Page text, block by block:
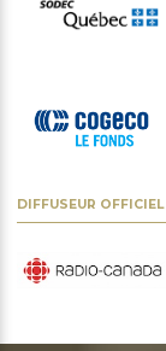
DIFFUSEUR OFFICIEL